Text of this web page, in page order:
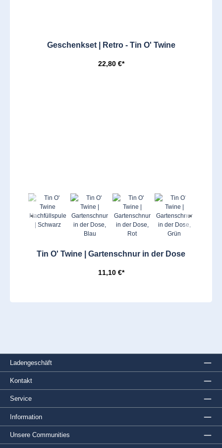
Geschenkset | Retro - Tin O' Twine
22,80 €*
< >
Tin O' Twine | Gartenschnur in der Dose
11,10 €*
Ladengeschäft
Service
Information
Kontakt
Unsere Communities